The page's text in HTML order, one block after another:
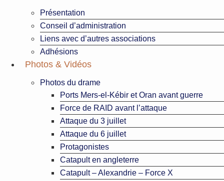
Présentation
Conseil d’administration
Liens avec d’autres associations
Adhésions
Photos & Vidéos
Photos du drame
Ports Mers-el-Kébir et Oran avant guerre
Force de RAID avant l’attaque
Attaque du 3 juillet
Attaque du 6 juillet
Protagonistes
Catapult en angleterre
Catapult – Alexandrie – Force X